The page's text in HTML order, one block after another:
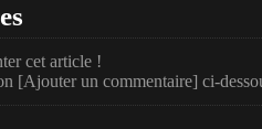
cet article !
[Ajouter un commentaire] ci-